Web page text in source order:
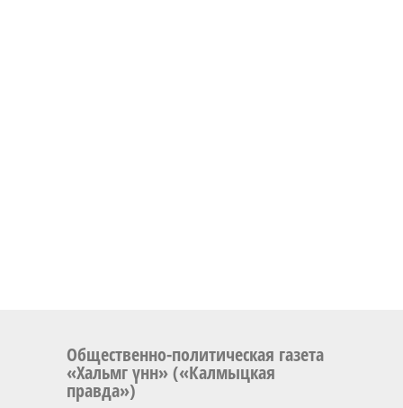
Общественно-политическая газета
«Хальмг үнн» («Калмыцкая
правда»)